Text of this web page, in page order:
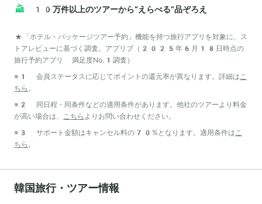
10万件以上のツアーから“えらべる”品ぞろえ
*「ホテル・パッケージツアー予約」機能を持つ旅行アプリを対象に、ス
トアレビューに基づく調査。アプリブ（2025年6月18日時点の
旅行予約アプリ 満足度No.1調査）
※1 会員ステータスに応じてポイントの還元率が異なります。詳細は こ
ちら 。
※2 同日程・同条件などの適用条件があります。他社のツアーより料金
が高い場合は、
こちら よりお問い合わせください。
※3 サポート金額はキャンセル料の70%となります。適用条件は こ
ちら 。
韓国旅行・ツアー情報